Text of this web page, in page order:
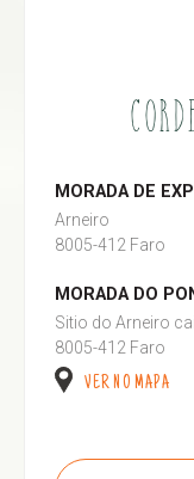
MORADA DE
Arneiro
8005-412 Faro
MORADA DO
Sitio do Arneiro
8005-412 Faro
VER NO MAPA